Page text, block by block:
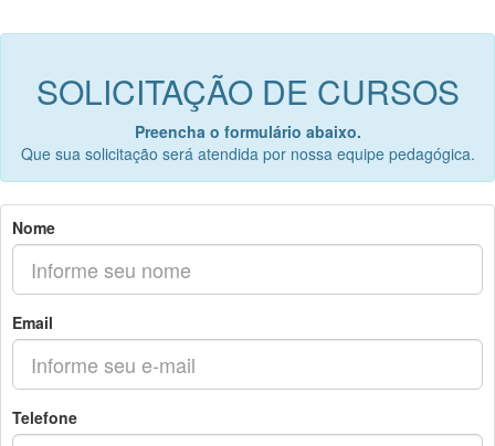
SOLICITAÇÃO DE CURSOS
Preencha o formulário abaixo.
Que sua solicitação será atendida por nossa equipe pedagógica.
Nome
Email
Telefone